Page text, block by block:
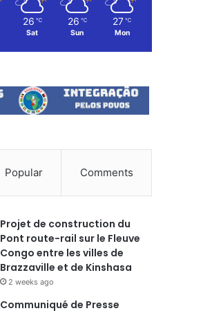
26 ℃
Sat
26 ℃
Sun
27 ℃
Mon
Popular Comments
Projet de construction du
Pont route-rail sur le Fleuve
Congo entre les villes de
Brazzaville et de Kinshasa
2 weeks ago
Communiqué de Presse